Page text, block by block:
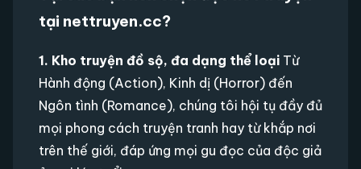
tại nettruyen.cc?
1. Kho truyện đồ sộ, đa dạng thể loại Từ
Hành động (Action), Kinh dị (Horror) đến
Ngôn tình (Romance), chúng tôi hội tụ đầy đủ
mọi phong cách truyện tranh hay từ khắp nơi
trên thế giới, đáp ứng mọi gu đọc của độc giả